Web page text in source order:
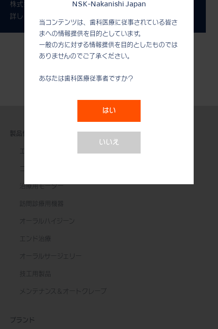
NSK-Nakanishi Japan
当コンテンツは、歯科医療に従事されている皆さ
まへの情報提供を目的としています。
一般の方に対する情報提供を目的としたものでは
ありませんのでご了承ください。
あなたは歯科医療従事者ですか？
はい
いいえ
株式会社ナカニシのサステナビリティ活動について、
詳しくはコーポレートサイトをご覧ください。
製品情報
コントラアングル
治療用モーター
訪問診療用機器
オーラルハイジーン
エンド治療
オーラルサージェリー
技工用製品
メンテナンス＆オートクレーブ
ブランド